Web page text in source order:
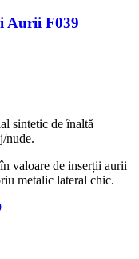
Aurii F039
sintetic de înaltă
nude.
valoare de inserții aurii
metalic lateral chic.